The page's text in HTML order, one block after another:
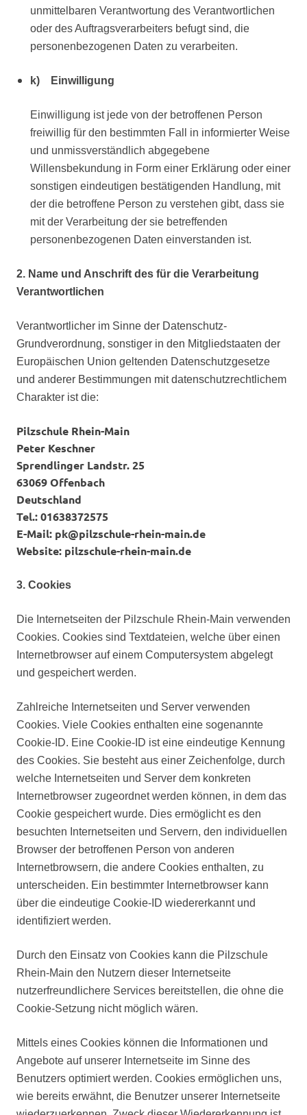
unmittelbaren Verantwortung des Verantwortlichen
oder des Auftragsverarbeiters befugt sind, die
personenbezogenen Daten zu verarbeiten.
k) Einwilligung
Einwilligung ist jede von der betroffenen Person
freiwillig für den bestimmten Fall in informierter Weise
und unmissverständlich abgegebene
Willensbekundung in Form einer Erklärung oder einer
sonstigen eindeutigen bestätigenden Handlung, mit
der die betroffene Person zu verstehen gibt, dass sie
mit der Verarbeitung der sie betreffenden
personenbezogenen Daten einverstanden ist.
2. Name und Anschrift des für die Verarbeitung
Verantwortlichen
Verantwortlicher im Sinne der Datenschutz-
Grundverordnung, sonstiger in den Mitgliedstaaten der
Europäischen Union geltenden Datenschutzgesetze
und anderer Bestimmungen mit datenschutzrechtlichem
Charakter ist die:
Pilzschule Rhein-Main
Peter Keschner
Sprendlinger Landstr. 25
63069 Offenbach
Deutschland
Tel.: 01638372575
E-Mail: pk@pilzschule-rhein-main.de
Website: pilzschule-rhein-main.de
3. Cookies
Die Internetseiten der Pilzschule Rhein-Main verwenden
Cookies. Cookies sind Textdateien, welche über einen
Internetbrowser auf einem Computersystem abgelegt
und gespeichert werden.
Zahlreiche Internetseiten und Server verwenden
Cookies. Viele Cookies enthalten eine sogenannte
Cookie-ID. Eine Cookie-ID ist eine eindeutige Kennung
des Cookies. Sie besteht aus einer Zeichenfolge, durch
welche Internetseiten und Server dem konkreten
Internetbrowser zugeordnet werden können, in dem das
Cookie gespeichert wurde. Dies ermöglicht es den
besuchten Internetseiten und Servern, den individuellen
Browser der betroffenen Person von anderen
Internetbrowsern, die andere Cookies enthalten, zu
unterscheiden. Ein bestimmter Internetbrowser kann
über die eindeutige Cookie-ID wiedererkannt und
identifiziert werden.
Durch den Einsatz von Cookies kann die Pilzschule
Rhein-Main den Nutzern dieser Internetseite
nutzerfreundlichere Services bereitstellen, die ohne die
Cookie-Setzung nicht möglich wären.
Mittels eines Cookies können die Informationen und
Angebote auf unserer Internetseite im Sinne des
Benutzers optimiert werden. Cookies ermöglichen uns,
wie bereits erwähnt, die Benutzer unserer Internetseite